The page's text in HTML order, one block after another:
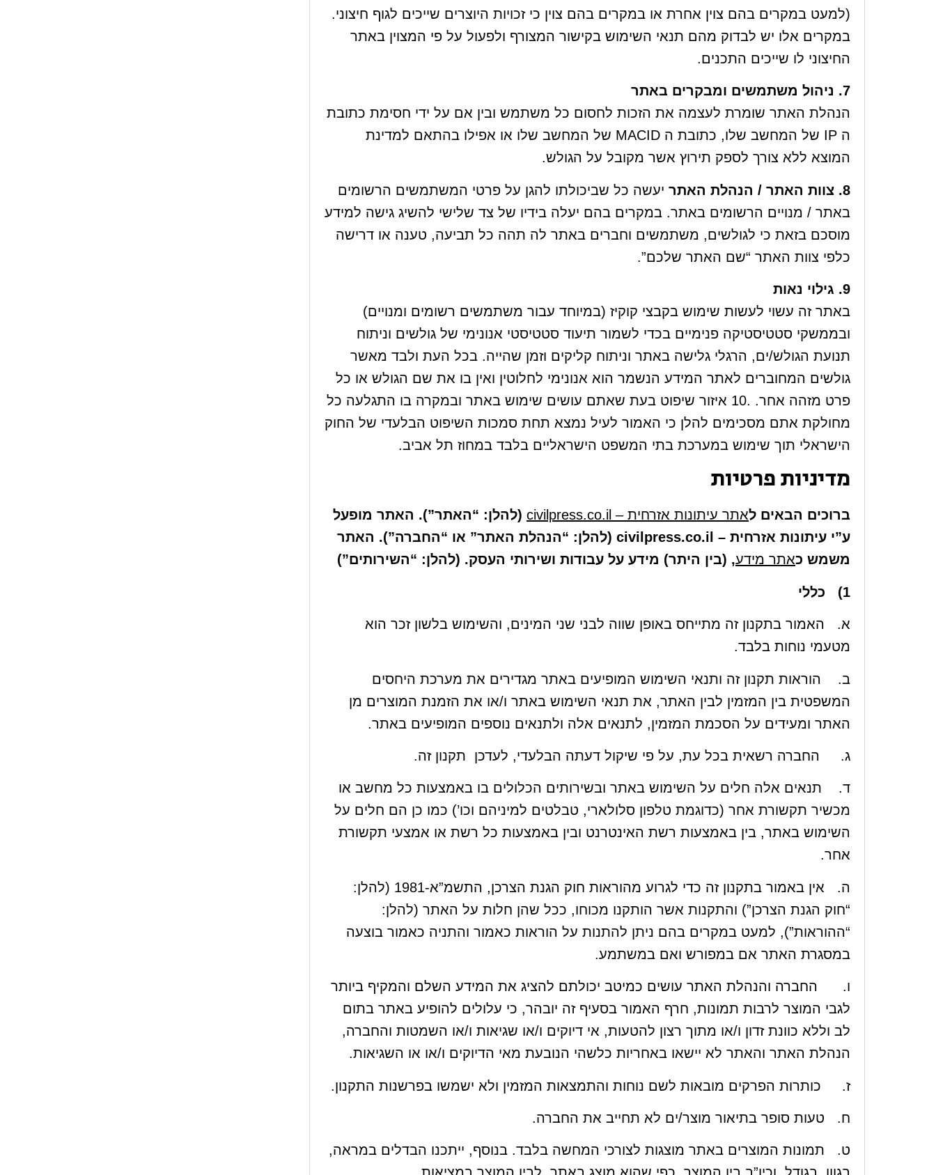
(למעט במקרים בהם צוין אחרת או במקרים בהם צוין כי זכויות היוצרים שייכים לגוף חיצוני.
במקרים אלו יש לבדוק מהם תנאי השימוש בקישור המצורף ולפעול על פי המצוין באתר
החיצוני לו שייכים התכנים.
7. ניהול משתמשים ומבקרים באתר
הנהלת האתר שומרת לעצמה את הזכות לחסום כל משתמש ובין אם על ידי חסימת כתובת
ה IP של המחשב שלו, כתובת ה MACID של המחשב שלו או אפילו בהתאם למדינת
המוצא ללא צורך לספק תירוץ אשר מקובל על הגולש.
8. צוות האתר / הנהלת האתר
יעשה כל שביכולתו להגן על פרטי המשתמשים הרשומים
באתר / מנויים הרשומים באתר. במקרים בהם יעלה בידיו של צד שלישי להשיג גישה למידע
מוסכם בזאת כי לגולשים, משתמשים וחברים באתר לה תהה כל תביעה, טענה או דרישה
כלפי צוות האתר “שם האתר שלכם”.
9. גילוי נאות
באתר זה עשוי לעשות שימוש בקבצי קוקיז (במיוחד עבור משתמשים רשומים ומנויים)
ובממשקי סטטיסטיקה פנימיים בכדי לשמור תיעוד סטטיסטי אנונימי של גולשים וניתוח
תנועת הגולש/ים, הרגלי גלישה באתר וניתוח קליקים וזמן שהייה. בכל העת ולבד מאשר
גולשים המחוברים לאתר המידע הנשמר הוא אנונימי לחלוטין ואין בו את שם הגולש או כל
פרט מזהה אחר. .10 איזור שיפוט בעת שאתם עושים שימוש באתר ובמקרה בו התגלעה כל
מחולקת אתם מסכימים להלן כי האמור לעיל נמצא תחת סמכות השיפוט הבלעדי של החוק
הישראלי תוך שימוש במערכת בתי המשפט הישראליים בלבד במחוז תל אביב.
מדיניות פרטיות
ברוכים הבאים לאתר עיתונות אזרחית – civilpress.co.il
(להלן: “האתר”). האתר מופעל
ע”י עיתונות אזרחית – civilpress.co.il (להלן: “הנהלת האתר” או “החברה”). האתר
משמש כאתר מידע, (בין היתר) מידע על עבודות ושירותי העסק. (להלן: “השירותים”)
1) כללי
א. האמור בתקנון זה מתייחס באופן שווה לבני שני המינים, והשימוש בלשון זכר הוא
מטעמי נוחות בלבד.
ב. הוראות תקנון זה ותנאי השימוש המופיעים באתר מגדירים את מערכת היחסים
המשפטית בין המזמין לבין האתר, את תנאי השימוש באתר ו/או את הזמנת המוצרים מן
האתר ומעידים על הסכמת המזמין, לתנאים אלה ולתנאים נוספים המופיעים באתר.
ג. החברה רשאית בכל עת, על פי שיקול דעתה הבלעדי, לעדכן תקנון זה.
ד. תנאים אלה חלים על השימוש באתר ובשירותים הכלולים בו באמצעות כל מחשב או
מכשיר תקשורת אחר (כדוגמת טלפון סלולארי, טבלטים למיניהם וכו’) כמו כן הם חלים על
השימוש באתר, בין באמצעות רשת האינטרנט ובין באמצעות כל רשת או אמצעי תקשורת
אחר.
ה. אין באמור בתקנון זה כדי לגרוע מהוראות חוק הגנת הצרכן, התשמ”א-1981 (להלן:
“חוק הגנת הצרכן”) והתקנות אשר הותקנו מכוחו, ככל שהן חלות על האתר (להלן:
“ההוראות”), למעט במקרים בהם ניתן להתנות על הוראות כאמור והתניה כאמור בוצעה
במסגרת האתר אם במפורש ואם במשתמע.
ו. החברה והנהלת האתר עושים כמיטב יכולתם להציג את המידע השלם והמקיף ביותר
לגבי המוצר לרבות תמונות, חרף האמור בסעיף זה יובהר, כי עלולים להופיע באתר בתום
לב וללא כוונת זדון ו/או מתוך רצון להטעות, אי דיוקים ו/או שגיאות ו/או השמטות והחברה,
הנהלת האתר והאתר לא יישאו באחריות כלשהי הנובעת מאי הדיוקים ו/או או השגיאות.
ז. כותרות הפרקים מובאות לשם נוחות והתמצאות המזמין ולא ישמשו בפרשנות התקנון.
ח. טעות סופר בתיאור מוצר/ים לא תחייב את החברה.
ט. תמונות המוצרים באתר מוצגות לצורכי המחשה בלבד. בנוסף, ייתכנו הבדלים במראה,